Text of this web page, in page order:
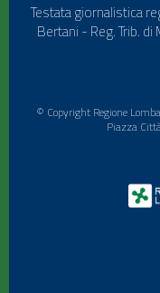
Testata giornalistica
Bertani - Reg. Trib.
© Copyright Regione
Piazza